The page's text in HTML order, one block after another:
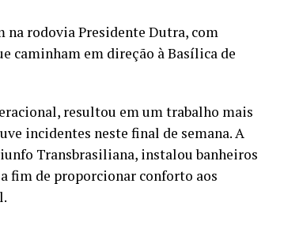
rodovia Presidente Dutra, com
caminham em direção à Basílica de
resultou em um trabalho mais
incidentes neste final de semana. A
Transbrasiliana, instalou banheiros
fim de proporcionar conforto aos